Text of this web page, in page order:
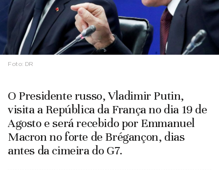
Foto: DR
O Presidente russo, Vladimir Putin,
visita a República da França no dia 19 de
Agosto e será recebido por Emmanuel
Macron no forte de Brégançon, dias
antes da cimeira do G7.